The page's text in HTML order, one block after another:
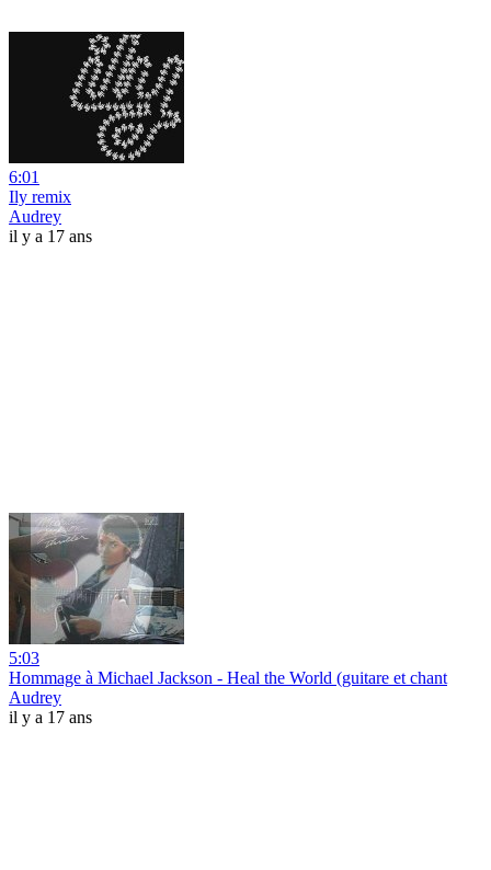
6:01
Ily remix
Audrey
il y a 17 ans
5:03
Hommage à Michael Jackson - Heal the World (guitare et chant
Audrey
il y a 17 ans